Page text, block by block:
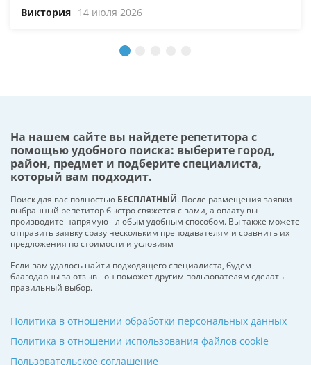
Виктория 14 июля 2026
На нашем сайте вы найдете репетитора с
помощью удобного поиска: выберите город,
район, предмет и подберите специалиста,
который вам подходит.
Поиск для вас полностью БЕСПЛАТНЫЙ. После размещения заявки
выбранный репетитор быстро свяжется с вами, а оплату вы
производите напрямую - любым удобным способом. Вы также можете
отправить заявку сразу нескольким преподавателям и сравнить их
предложения по стоимости и условиям
Если вам удалось найти подходящего специалиста, будем
благодарны за отзыв - он поможет другим пользователям сделать
правильный выбор.
Политика в отношении обработки персональных данных
Политика в отношении использования файлов cookie
Пользовательское соглашение